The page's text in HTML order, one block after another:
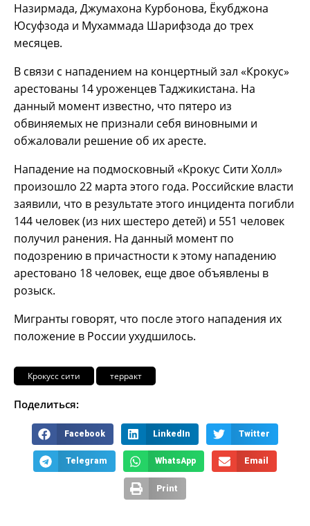
Назирмада, Джумахона Курбонова, Ёкубджона
Юсуфзода и Мухаммада Шарифзода до трех
месяцев.
В связи с нападением на концертный зал «Крокус»
арестованы 14 уроженцев Таджикистана. На
данный момент известно, что пятеро из
обвиняемых не признали себя виновными и
обжаловали решение об их аресте.
Нападение на подмосковный «Крокус Сити Холл»
произошло 22 марта этого года. Российские власти
заявили, что в результате этого инцидента погибли
144 человек (из них шестеро детей) и 551 человек
получил ранения. На данный момент по
подозрению в причастности к этому нападению
арестовано 18 человек, еще двое объявлены в
розыск.
Мигранты говорят, что после этого нападения их
положение в России ухудшилось.
Крокусс сити терракт
Поделиться:
Facebook LinkedIn Twitter
Telegram WhatsApp Email
Print